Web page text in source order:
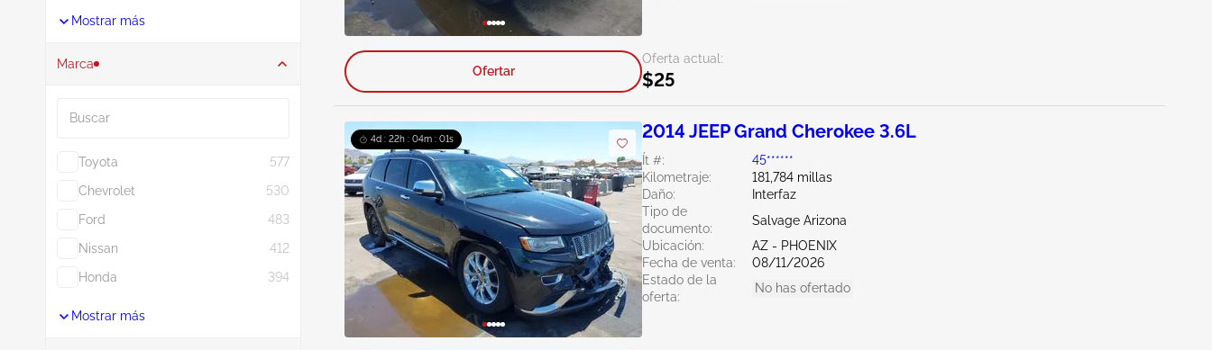
Mostrar más
Marca
Toyota
577
Chevrolet
530
Ford
483
Nissan
412
Honda
394
Mostrar más
Oferta actual:
$25
Ofertar
4d : 22h : 03m : 59s 2014 JEEP Grand Cherokee 3.6L
Ít #:
45******
Kilometraje:
181,784 millas
Daño:
Interfaz
Tipo de
documento:
Salvage Arizona
Ubicación:
AZ - PHOENIX
Fecha de venta:
08/11/2026
Estado de la
oferta:
No has ofertado